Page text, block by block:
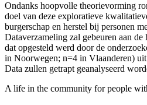
Ondanks hoopvolle theorievorming
doel van deze exploratieve
burgerschap en herstel bij personen
Dataverzameling zal gebeuren aan de
dat opgesteld werd door de
in Noorwegen; n=4 in Vlaanderen)
Data zullen getrapt geanalyseerd
A life in the community for people